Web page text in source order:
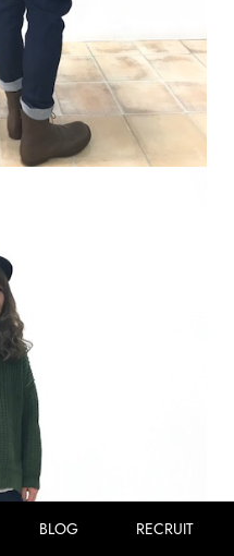
BLOG RECRUIT